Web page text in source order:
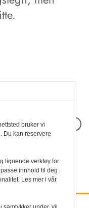
Neste artikkel
bruker vi
Du kan reservere
lignende verktøy for
innhold til deg
Les mer i vår